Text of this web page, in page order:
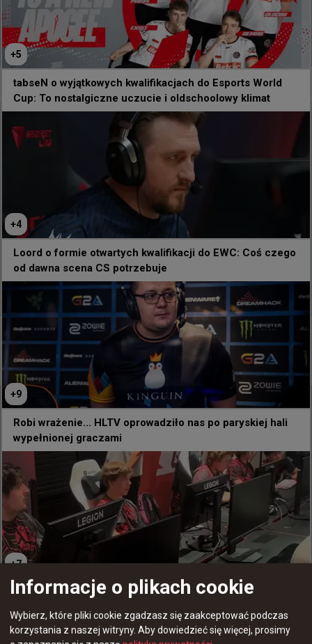
Do zobaczenia wszystkim w niedzielę!
2.9K 32
+ 1
#f1ku wojteq godzinę temu
F1KU z bagietką zaprasza do oglądania zmagań jego
formacji
@MetizportCS
Kilka słów od F1KA 🥖 Chyba jesteśmy gotowi na EWC!
#ewc @EpicBet1X2
+5
tabseN o wyjątkowych kwalifikacjach do Esports World
Cup: To nostalgiczne uczucie i oldschoolowy klimat
+4
Loord o formie otwartych kwalifikacji do EWC: Coś czego
od dawna scena CS potrzebuje
+9
Robi wrażenie... HLTV oprowadziło nas po paryskiej hali
wypełnionej graczami
+7
Gizmy na Nuke'u zanotował trzeci najwyższy rating w
historii LAN-ów CS2 na pojedynczej mapie
Informacje o plikach cookie
Wybierz, które pliki cookie zgadzasz się zaakceptować podczas
korzystania z naszej witryny. Aby dowiedzieć się więcej, prosimy